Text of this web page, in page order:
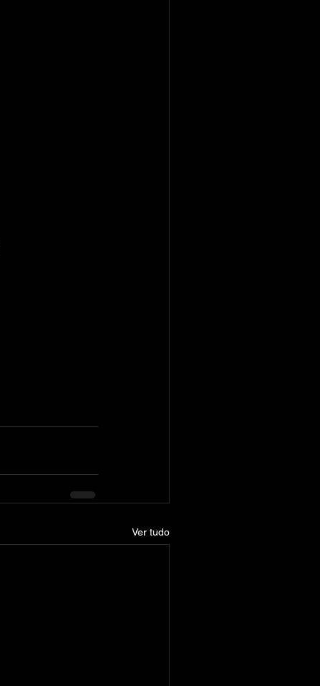
Ver tudo